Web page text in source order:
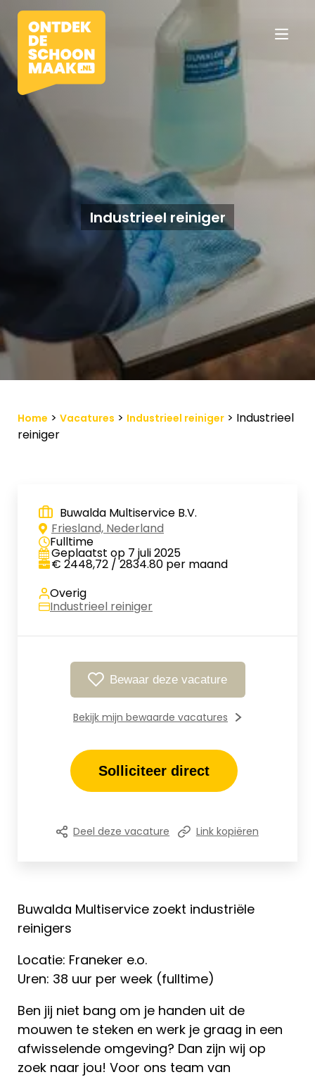
Industrieel reiniger
Home > Vacatures > Industrieel reiniger > Industrieel
reiniger
Buwalda Multiservice zoekt industriële
reinigers
Locatie: Franeker e.o.
Uren: 38 uur per week (fulltime)
Ben jij niet bang om je handen uit de
mouwen te steken en werk je graag in een
afwisselende omgeving? Dan zijn wij op
zoek naar jou! Voor ons team van
Buwalda Multiservice B.V.
Friesland, Nederland
Fulltime
Geplaatst op 7 juli 2025
€ 2448,72 / 2834.80 per maand
Overig
Industrieel reiniger
Bewaar deze vacature
Bekijk mijn bewaarde vacatures
Solliciteer direct
Deel deze vacature Link kopiëren
Vacatures
Beroepen
Werkomgevingen
Vacature-alert
Bewaarde vacatures